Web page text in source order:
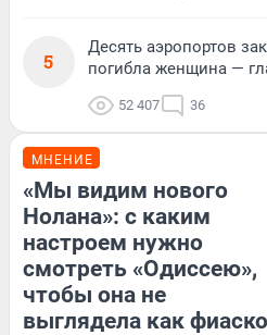
5
Десять аэропортов
погибла женщина —
52 407 36
МНЕНИЕ
«Мы видим нового
Нолана»: с каким
настроем нужно
смотреть «Одиссею»,
чтобы она не
выглядела как фиаско